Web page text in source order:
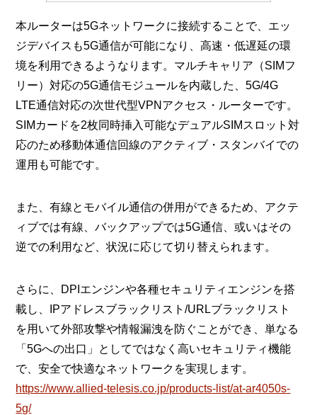
本ルーターは5Gネットワークに接続することで、エッ
ジデバイスも5G通信が可能になり、高速・低遅延の環
境を利用できるようなります。マルチキャリア（SIMフ
リー）対応の5G通信モジュールを内蔵した、5G/4G
LTE通信対応の次世代型VPNアクセス・ルーターです。
SIMカードを2枚同時挿入可能なデュアルSIMスロット対
応のため移動体通信回線のアクティブ・スタンバイでの
運用も可能です。
また、有線とモバイル通信の併用ができるため、アクテ
ィブでは有線、バックアップでは5G通信、或いはその
逆での利用など、状況に応じて切り替えられます。
さらに、DPIエンジンや各種セキュリティエンジンを搭
載し、IPアドレスブラックリスト/URLブラックリスト
を用いて外部攻撃や情報漏洩を防ぐことができ、単なる
「5Gへの出口」としてではなく高いセキュリティ機能
で、安全で快適なネットワークを実現します。
https://www.allied-telesis.co.jp/products-list/at-ar4050s-
5g/